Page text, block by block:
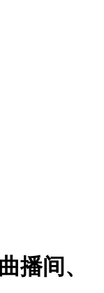
播间、